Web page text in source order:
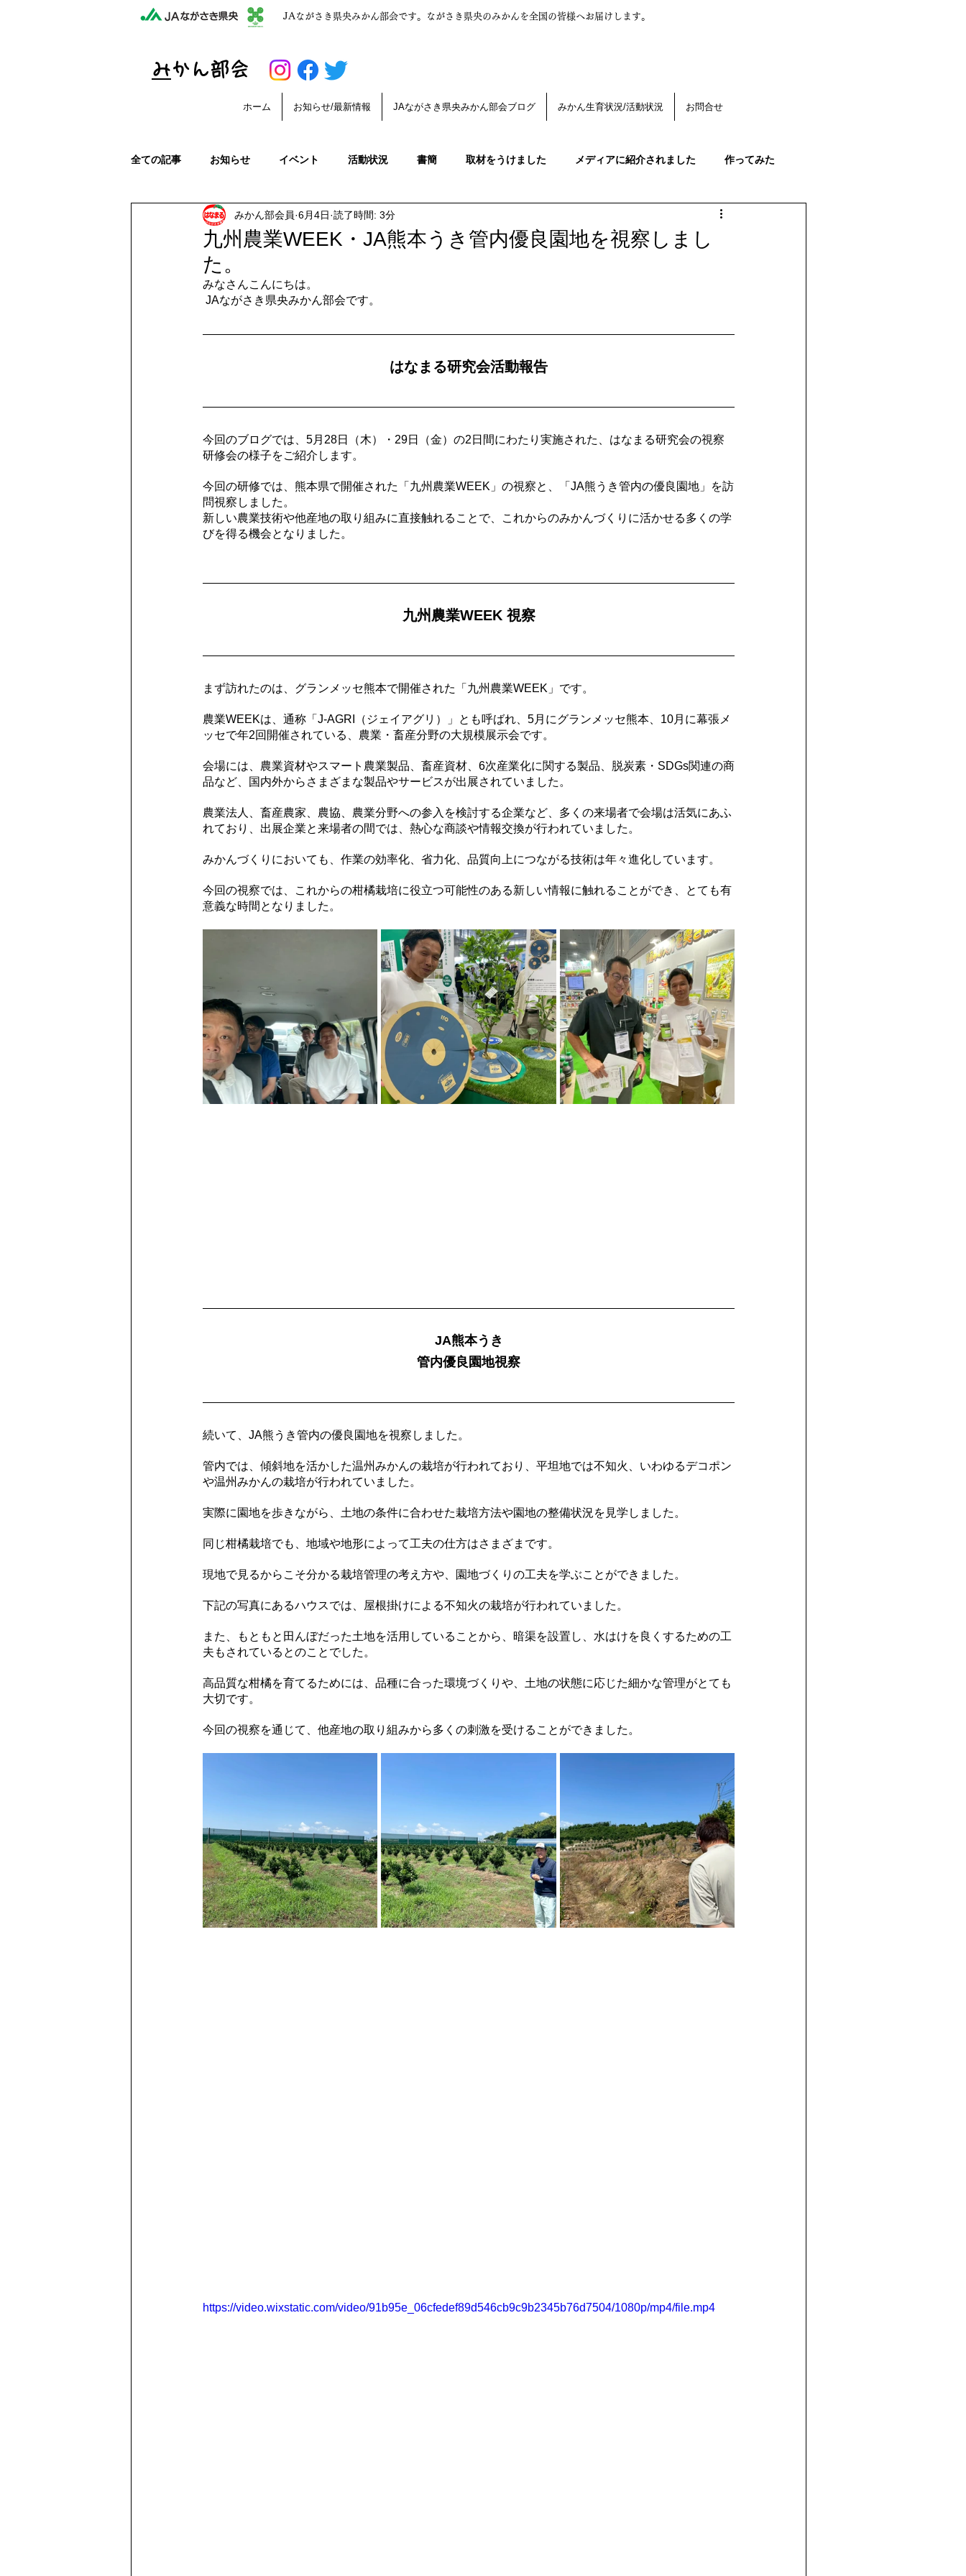
JAながさき県央みかん部会です。ながさき県央のみかんを全国の皆様へお届けします。
​みかん部会
ホーム お知らせ/最新情報 JAながさき県央みかん部会ブログ みかん生育状況/活動状況 お問合せ
全ての記事 お知らせ イベント 活動状況 書簡 取材をうけました メディアに紹介されました 作ってみた
収穫から出荷までの様子 みかんの育成 みかんの木育成状況 みかんの花
長崎恋みかん
部会員提供 果実分析レポート
九州農業WEEK・JA熊本うき管内優良園地を視察しまし
た。
みかん部会員 6月4日 読了時間: 3分
みなさんこんにちは。
JAながさき県央みかん部会です。
はなまる研究会活動報告
今回のブログでは、5月28日（木）・29日（金）の2日間にわたり実施された、はなまる研究会の視察
研修会の様子をご紹介します。
今回の研修では、熊本県で開催された「九州農業WEEK」の視察と、「JA熊うき管内の優良園地」を訪
問視察しました。
新しい農業技術や他産地の取り組みに直接触れることで、これからのみかんづくりに活かせる多くの学
びを得る機会となりました。
九州農業WEEK 視察
まず訪れたのは、グランメッセ熊本で開催された「九州農業WEEK」です。
農業WEEKは、通称「J-AGRI（ジェイアグリ）」とも呼ばれ、5月にグランメッセ熊本、10月に幕張メ
ッセで年2回開催されている、農業・畜産分野の大規模展示会です。
会場には、農業資材やスマート農業製品、畜産資材、6次産業化に関する製品、脱炭素・SDGs関連の商
品など、国内外からさまざまな製品やサービスが出展されていました。
農業法人、畜産農家、農協、農業分野への参入を検討する企業など、多くの来場者で会場は活気にあふ
れており、出展企業と来場者の間では、熱心な商談や情報交換が行われていました。
みかんづくりにおいても、作業の効率化、省力化、品質向上につながる技術は年々進化しています。
今回の視察では、これからの柑橘栽培に役立つ可能性のある新しい情報に触れることができ、とても有
意義な時間となりました。
JA熊本うき
管内優良園地視察
続いて、JA熊うき管内の優良園地を視察しました。
管内では、傾斜地を活かした温州みかんの栽培が行われており、平坦地では不知火、いわゆるデコポン
や温州みかんの栽培が行われていました。
実際に園地を歩きながら、土地の条件に合わせた栽培方法や園地の整備状況を見学しました。
同じ柑橘栽培でも、地域や地形によって工夫の仕方はさまざまです。
現地で見るからこそ分かる栽培管理の考え方や、園地づくりの工夫を学ぶことができました。
下記の写真にあるハウスでは、屋根掛けによる不知火の栽培が行われていました。
また、もともと田んぼだった土地を活用していることから、暗渠を設置し、水はけを良くするための工
夫もされているとのことでした。
高品質な柑橘を育てるためには、品種に合った環境づくりや、土地の状態に応じた細かな管理がとても
大切です。
今回の視察を通じて、他産地の取り組みから多くの刺激を受けることができました。
https://video.wixstatic.com/video/91b95e_06cfedef89d546cb9c9b2345b76d7504/1080p/mp4/file.mp4